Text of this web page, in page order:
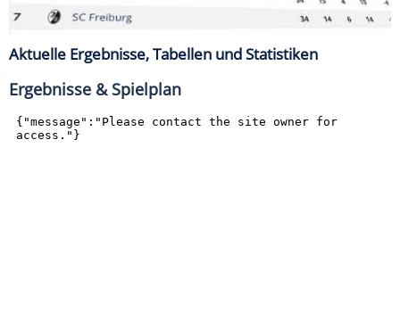
Aktuelle Ergebnisse, Tabellen und Statistiken
Ergebnisse & Spielplan